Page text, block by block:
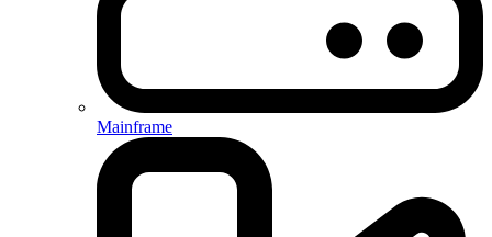
Mainframe